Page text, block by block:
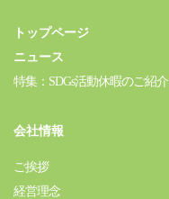
トップページ
ニュース
特集：SDGs活動休暇のご紹介
会社情報
ご挨拶
経営理念